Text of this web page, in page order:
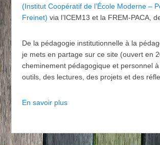
(Institut Coopératif de l’École Moderne –
Freinet) via l’ICEM13 et la FREM-PACA,
De la pédagogie institutionnelle à la
je mets en partage sur ce site (ouvert en
cheminement pédagogique et personnel
outils, des lectures, des projets et des
En savoir plus